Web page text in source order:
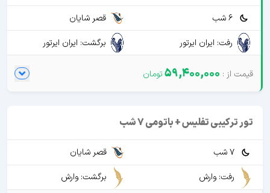
6 شب
قصر شایان
رفت: ایران ایرتور
برگشت: ایران ایرتور
59,400,000
تور ترکیبی تفلیس + باتومی 7 شب
7 شب
قصر شایان
رفت: وارش
برگشت: وارش